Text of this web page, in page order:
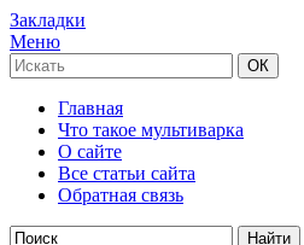
Закладки
Меню
Главная
Что такое мультиварка
О сайте
Все статьи сайта
Обратная связь